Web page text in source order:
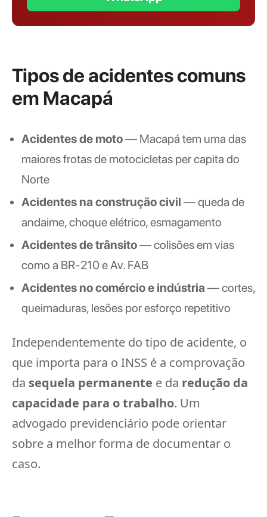
Tipos de acidentes comuns
em Macapá
Acidentes de moto— Macapá tem uma das
maiores frotas de motocicletas per capita do
Norte
Acidentes na construção civil — queda de
andaime, choque elétrico, esmagamento
Acidentes de trânsito— colisões em vias
como a BR-210 e Av. FAB
Acidentes no comércio e indústria — cortes,
queimaduras, lesões por esforço repetitivo
Independentemente do tipo de acidente, o
que importa para o INSS é a comprovação
da sequela permanente e da redução da
capacidade para o trabalho. Um
advogado previdenciário pode orientar
sobre a melhor forma de documentar o
caso.